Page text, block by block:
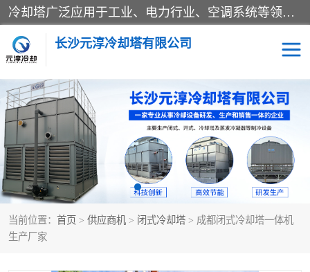
冷却塔广泛应用于工业、电力行业、空调系统等领域。在电力行业中，用于冷却发电机组的循环水；在工业生产中，如化工、冶金等行业，可降低生产过程中产生的热量；在空调系统中，为空调设备提供冷却水源
长沙元淳冷却塔有限公司
当前位置： 首页 > 供应商机 > 闭式冷却塔 > 成都闭式冷却塔一体机
生产厂家
方形开式冷却塔 圆形冷却塔
闭式冷却塔 水箱
电控箱 水泵
板式换热器